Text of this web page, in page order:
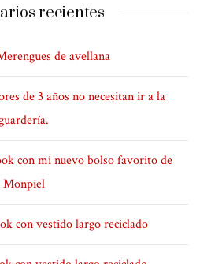
recientes
de avellana
de 3 años no necesitan ir a la
con mi nuevo bolso favorito de
Monpiel
con vestido largo reciclado